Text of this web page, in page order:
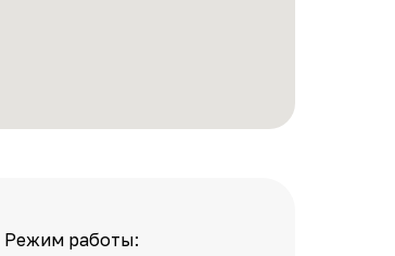
Режим работы: